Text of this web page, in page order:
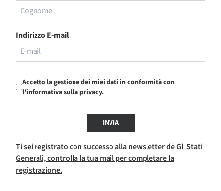
Indirizzo E-mail
Accetto la gestione dei miei dati in conformità con
l'informativa sulla privacy.
INVIA
Ti sei registrato con successo alla newsletter de Gli Stati
Generali, controlla la tua mail per completare la
registrazione.